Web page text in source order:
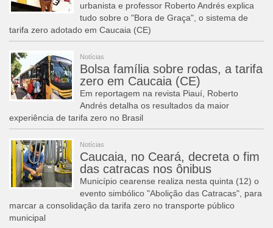
urbanista e professor Roberto Andrés explica
tudo sobre o "Bora de Graça", o sistema de
tarifa zero adotado em Caucaia (CE)
Notícias
Bolsa família sobre rodas, a tarifa
zero em Caucaia (CE)
Em reportagem na revista Piauí, Roberto
Andrés detalha os resultados da maior
experiência de tarifa zero no Brasil
Notícias
Caucaia, no Ceará, decreta o fim
das catracas nos ônibus
Município cearense realiza nesta quinta (12) o
evento simbólico "Abolição das Catracas", para
marcar a consolidação da tarifa zero no transporte público
municipal